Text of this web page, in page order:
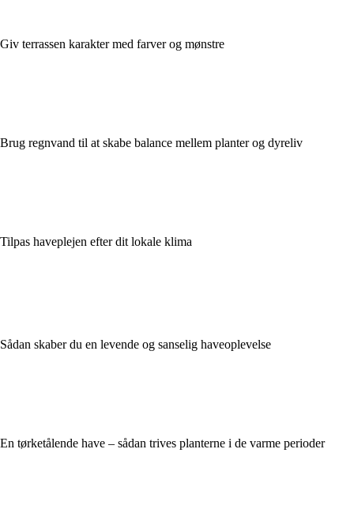
Giv terrassen karakter med farver og mønstre
Brug regnvand til at skabe balance mellem planter og dyreliv
Tilpas haveplejen efter dit lokale klima
Sådan skaber du en levende og sanselig haveoplevelse
En tørketålende have – sådan trives planterne i de varme perioder